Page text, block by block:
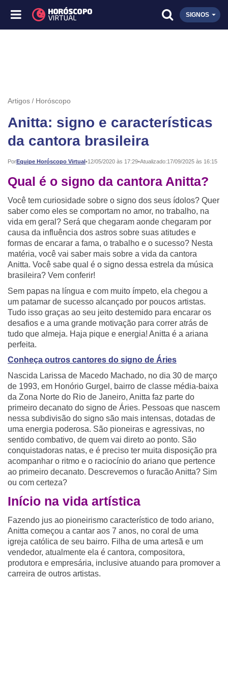
SIGNOS
Artigos Horóscopo
Anitta: signo e características
da cantora brasileira
PorEquipe Horóscopo Virtual•
Publicado: 12/05/2020 às 17:29•Atualizado:17/09/2025 às 16:15
Qual é o signo da cantora Anitta?
Você tem curiosidade sobre o signo dos seus ídolos? Quer
saber como eles se comportam no amor, no trabalho, na
vida em geral? Será que chegaram aonde chegaram por
causa da influência dos astros sobre suas atitudes e
formas de encarar a fama, o trabalho e o sucesso? Nesta
matéria, você vai saber mais sobre a vida da cantora
Anitta. Você sabe qual é o signo dessa estrela da música
brasileira? Vem conferir!
Sem papas na língua e com muito ímpeto, ela chegou a
um patamar de sucesso alcançado por poucos artistas.
Tudo isso graças ao seu jeito destemido para encarar os
desafios e a uma grande motivação para correr atrás de
tudo que almeja. Haja pique e energia! Anitta é a ariana
perfeita.
Conheça outros cantores do signo de Áries
Nascida Larissa de Macedo Machado, no dia 30 de março
de 1993, em Honório Gurgel, bairro de classe média-baixa
da Zona Norte do Rio de Janeiro, Anitta faz parte do
primeiro decanato do signo de Áries. Pessoas que nascem
nessa subdivisão do signo são mais intensas, dotadas de
uma energia poderosa. São pioneiras e agressivas, no
sentido combativo, de quem vai direto ao ponto. São
conquistadoras natas, e é preciso ter muita disposição pra
acompanhar o ritmo e o raciocínio do ariano que pertence
ao primeiro decanato. Descrevemos o furacão Anitta? Sim
ou com certeza?
Início na vida artística
Fazendo jus ao pioneirismo característico de todo ariano,
Anitta começou a cantar aos 7 anos, no coral de uma
igreja católica de seu bairro. Filha de uma artesã e um
vendedor, atualmente ela é cantora, compositora,
produtora e empresária, inclusive atuando para promover a
carreira de outros artistas.